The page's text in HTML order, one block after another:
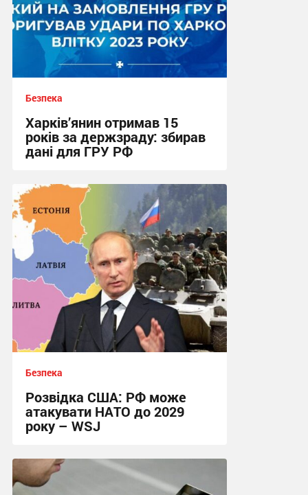
Безпека
Харків’янин отримав 15
років за держзраду: збирав
дані для ГРУ РФ
16:34, 7.08.2026
Безпека
Розвідка США: РФ може
атакувати НАТО до 2029
року – WSJ
11:43, 7.08.2026